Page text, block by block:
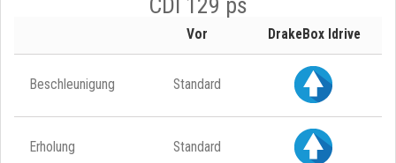
Vor DrakeBox Idrive
Beschleunigung Standard
Erholung Standard